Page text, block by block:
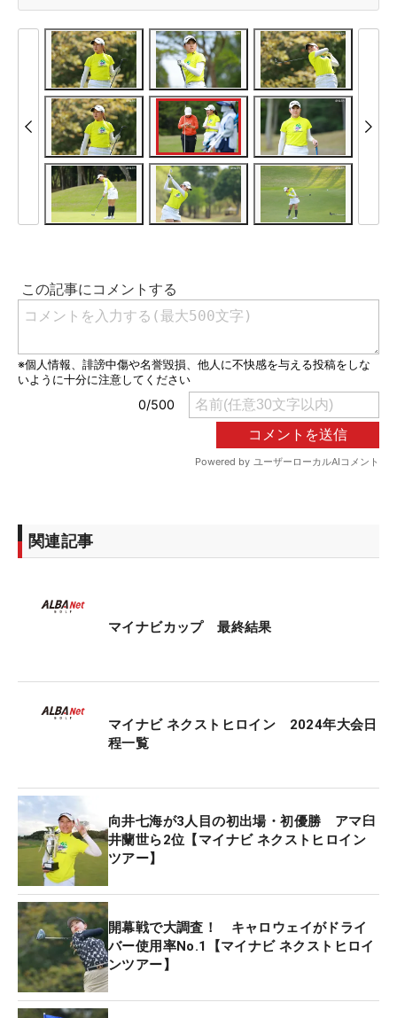
関連記事
マイナビカップ 最終結果
マイナビ ネクストヒロイン 2024年大会日
程一覧
向井七海が3人目の初出場・初優勝 アマ臼
井蘭世ら2位【マイナビ ネクストヒロイン
ツアー】
開幕戦で大調査！ キャロウェイがドライ
バー使用率No.1【マイナビ ネクストヒロイ
ンツアー】